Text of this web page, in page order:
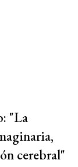
"La
cerebral"